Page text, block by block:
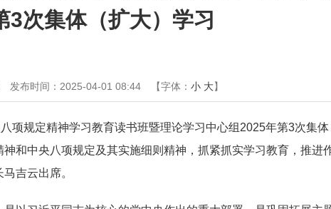
3次集体（扩大）学习
发布时间：2025-04-01 08:44 【字体： 小 大】
项规定精神学习教育读书班暨理论学习中心组2025年第3次集
和中央八项规定及其实施细则精神，抓紧抓实学习教育，推进
吉云出席。